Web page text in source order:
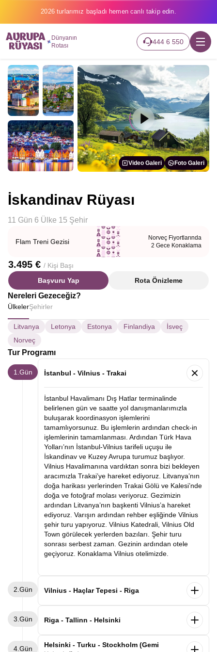
2026 turlarımız başladı hemen canlı takip edin.
Dünyanın
Rotası
444 6 550
Video Galeri Foto Galeri
İskandinav Rüyası
11 Gün 6 Ülke 15 Şehir
Flam Treni Gezisi
Norveç Fiyortlarında
2 Gece Konaklama
3.495 € / Kişi Başı
Başvuru Yap
Rota Önizleme
Nereleri Gezeceğiz?
ÜlkelerŞehirler
Litvanya Letonya Estonya Finlandiya
İsveç
Norveç
Tur Programı
1.Gün İstanbul - Vilnius - Trakai
İstanbul Havalimanı Dış Hatlar terminalinde
belirlenen gün ve saatte yol danışmanlarımızla
buluşarak koordinasyon işlemlerini
tamamlıyorsunuz. Bu işlemlerin ardından check-in
işlemlerinin tamamlanması. Ardından Türk Hava
Yolları’nın İstanbul-Vilnius tarifeli uçuşu ile
İskandinav ve Kuzey Avrupa turumuz başlıyor.
Vilnius Havalimanına vardıktan sonra bizi bekleyen
aracımızla Trakai’ye hareket ediyoruz. Litvanya’nın
doğa harikası yerlerinden Trakai Gölü ve Kalesi’nde
doğa ve fotoğraf molası veriyoruz. Gezimizin
ardından Litvanya’nın başkenti Vilnius’a hareket
ediyoruz. Varışın ardından rehber eşliğinde Vilnius
şehir turu yapıyoruz. Vilnius Katedrali, Vilnius Old
Town görülecek yerlerden bazıları. Şehir turu
sonrası serbest zaman. Gezinin ardından otele
geçiyoruz. Konaklama Vilnius otelimizde.
2.Gün Vilnius - Haçlar Tepesi - Riga
Letonya’nın başkenti Riga’ya hareket ediyoruz.
haçın bir araya gelmesiyle oluşan ve Litvanyalılar
3.Gün Riga - Tallinn - Helsinki
Estonya’nın başkenti Tallinn’e hareket ediyoruz.
4.Gün
Helsinki - Turku - Stockholm (Gemi